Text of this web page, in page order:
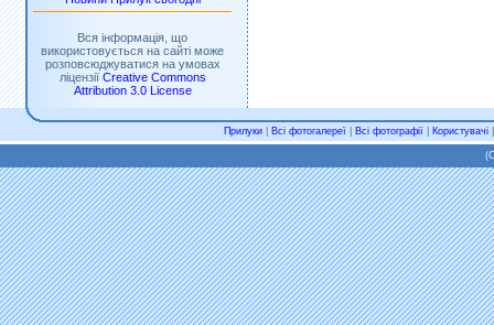
Вся інформація, що
використовується на сайті може
розповсюджуватися на умовах
ліцензії Creative Commons
Attribution 3.0 License
Прилуки| Всі фотогалереї| Всі фотографії| Користувачі